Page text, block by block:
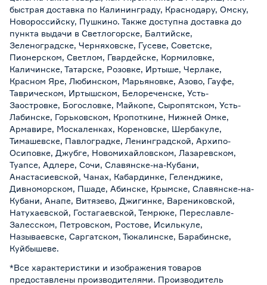
быстрая доставка по Калининграду, Краснодару, Омску,
Новороссийску, Пушкино. Также доступна доставка до
пункта выдачи в Светлогорске, Балтийске,
Зеленоградске, Черняховске, Гусеве, Советске,
Пионерском, Светлом, Гвардейске, Кормиловке,
Каличинске, Татарске, Розовке, Иртыше, Черлаке,
Красном Яре, Любинском, Марьяновке, Азово, Гауфе,
Таврическом, Иртышском, Белореченске, Усть-
Заостровке, Богословке, Майкопе, Сыропятском, Усть-
Лабинске, Горьковском, Кропоткине, Нижней Омке,
Армавире, Москаленках, Кореновске, Шербакуле,
Тимашевске, Павлоградке, Ленинградской, Архипо-
Осиповке, Джубге, Новомихайловском, Лазаревском,
Туапсе, Адлере, Сочи, Славянске-на-Кубани,
Анастасиевской, Чанах, Кабардинке, Геленджике,
Дивноморском, Пшаде, Абинске, Крымске, Славянске-на-
Кубани, Анапе, Витязево, Джигинке, Варениковской,
Натухаевской, Гостагаевской, Темрюке, Переславле-
Залесском, Петровском, Ростове, Исилькуле,
Называевске, Саргатском, Тюкалинске, Барабинске,
Куйбышеве.
*Все характеристики и изображения товаров
предоставлены производителями. Производитель